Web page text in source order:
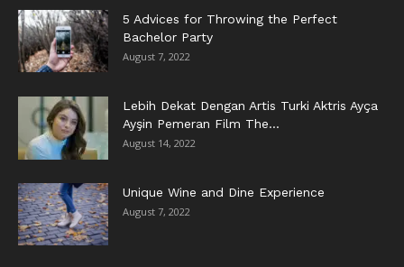
5 Advices for Throwing the Perfect
Bachelor Party
August 7, 2022
Lebih Dekat Dengan Artis Turki Aktris Ayça
Ayşin Pemeran Film The...
August 14, 2022
Unique Wine and Dine Experience
August 7, 2022